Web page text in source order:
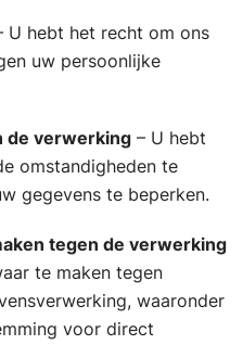
U hebt het recht om ons
uw persoonlijke
de verwerking – U hebt
omstandigheden te
gegevens te beperken.
tegen de verwerking
te maken tegen
waaronder
voor direct